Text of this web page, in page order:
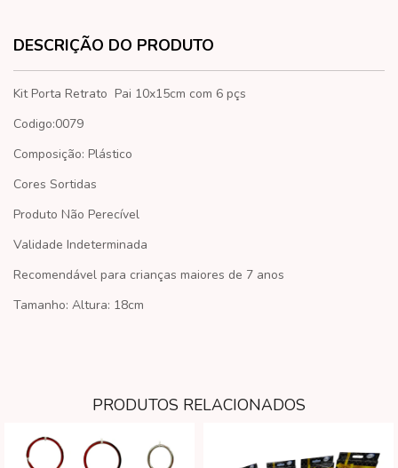
DESCRIÇÃO DO PRODUTO
Kit Porta Retrato Pai 10x15cm com 6 pçs
Codigo:0079
Composição: Plástico
Cores Sortidas
Produto Não Perecível
Validade Indeterminada
Recomendável para crianças maiores de 7 anos
Tamanho: Altura: 18cm
PRODUTOS RELACIONADOS